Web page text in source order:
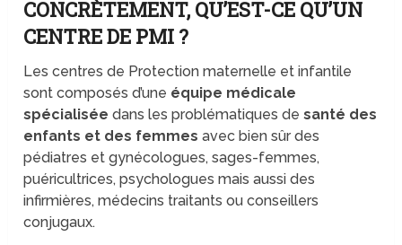
CONCRÈTEMENT, QU’EST-CE QU’UN
CENTRE DE PMI ?
Les centres de Protection maternelle et infantile
sont composés d’une équipe médicale
spécialisée dans les problématiques desanté des
enfants et des femmes avec bien sûr des
pédiatres et gynécologues, sages-femmes,
puéricultrices, psychologues mais aussi des
infirmières, médecins traitants ou conseillers
conjugaux.